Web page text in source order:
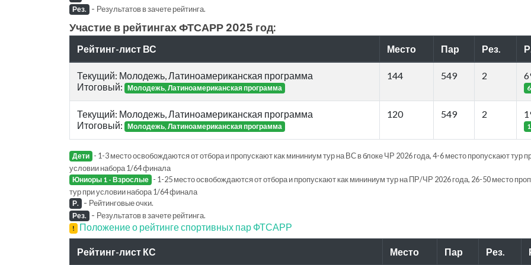
Рез. - Результатов в зачете рейтинга.
Участие в рейтингах ФТСАРР 2025 год:
Рейтинг-лист ВС Место Пар Рез.
Текущий: Молодежь, Латиноамериканская программа
Итоговый: Молодежь, Латиноамериканская программа
144 549 2
Текущий: Молодежь, Латиноамериканская программа
Итоговый: Молодежь, Латиноамериканская программа
120 549 2
Дети - 1-3 место освобождаются от отбора и пропускают как мининиум тур на ВС в блоке ЧР 2026 года, 4-6 место пропускают тур
условии набора 1/64 финала
Юниоры 1 - Взрослые - 1-25 место освобождаются от отбора и пропускают как мининиум тур на ПР/ЧР 2026 года, 26-50 место
тур при условии набора 1/64 финала
Р. - Рейтинговые очки.
Рез. - Результатов в зачете рейтинга.
! Положение о рейтинге спортивных пар ФТСАРР
Рейтинг-лист КС Место Пар Рез.